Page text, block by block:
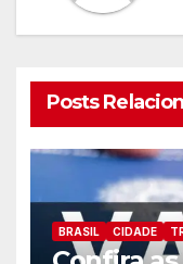
Posts
BRASIL CIDADE